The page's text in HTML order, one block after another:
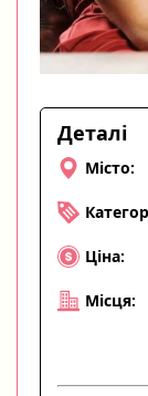
Деталі
Місто:
Ціна:
Місця: